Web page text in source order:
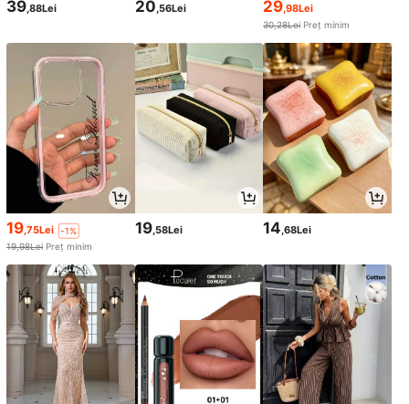
39,88Lei 20,56Lei 29,98Lei
30,28Lei Preț minim
19,75Lei
-1%
19,98Lei Preț minim
19,58Lei 14,68Lei